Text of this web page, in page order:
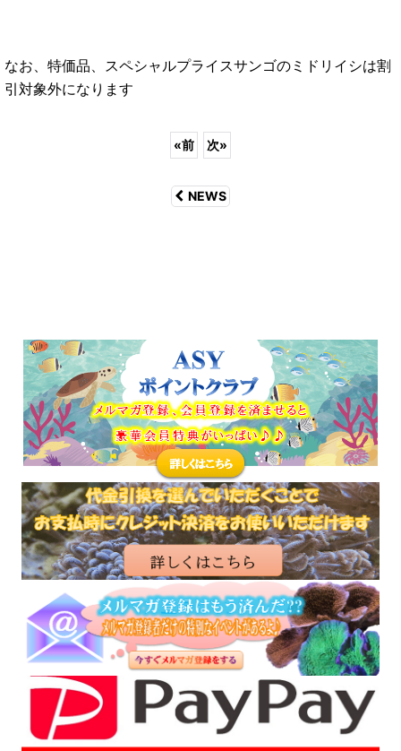
なお、特価品、スペシャルプライスサンゴのミドリイシは割
引対象外になります
«前 次»
NEWS